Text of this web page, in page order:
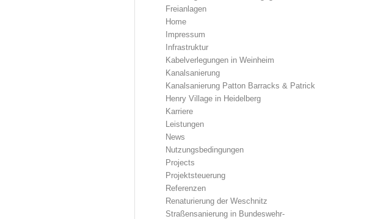
Freianlagen
Home
Impressum
Infrastruktur
Kabelverlegungen in Weinheim
Kanalsanierung
Kanalsanierung Patton Barracks & Patrick
Henry Village in Heidelberg
Karriere
Leistungen
News
Nutzungsbedingungen
Projects
Projektsteuerung
Referenzen
Renaturierung der Weschnitz
Straßensanierung in Bundeswehr-